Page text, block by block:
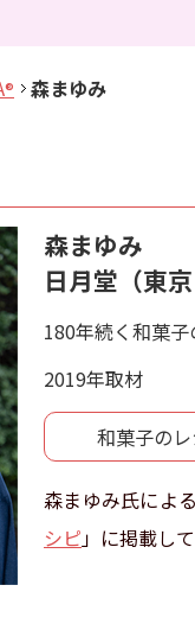
® 森まゆみ
森まゆみ
日月堂（東京
180年続く和菓
2019年取材
和菓子の
森まゆみ氏によ
シピ」に掲載して